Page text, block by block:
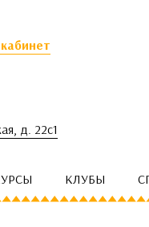
д. 22с1
КЛУБЫ